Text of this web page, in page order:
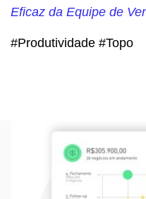
Eficaz da Equipe de
#Produtividade #Topo